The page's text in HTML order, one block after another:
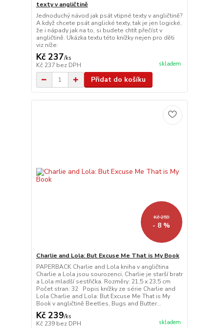
texty v angličtině
Jednoduchý návod jak psát vtipné texty v angličtině?
A když chcete psát anglické texty, tak je jen logické,
že i nápady jak na to, si budete chtít přečíst v
angličtině. Ukázka textu této knížky nejen pro děti
viz níže:
Kč 237/ks
Kč 237 bez DPH skladem
Přidat do košíku
Kč 259
- 8 %
Charlie and Lola: But Excuse Me That is My Book
PAPERBACK Charlie and Lola kniha v angličtina
Charlie a Lola jsou sourozenci, Charlie je starší bratr
a Lola mladší sestřička. Rozměry: 21,5 x 23,5 cm
Počet stran: 32 Popis knížky ze série Charlie and
Lola Charlie and Lola: But Excuse Me That is My
Book v angličtině Beetles, Bugs and Butter...
Kč 239/ks
Kč 239 bez DPH skladem